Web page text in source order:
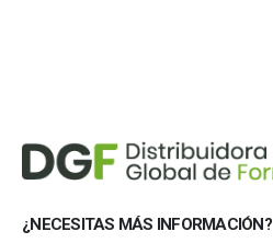
¿NECESITAS MÁS INFORMACIÓN?